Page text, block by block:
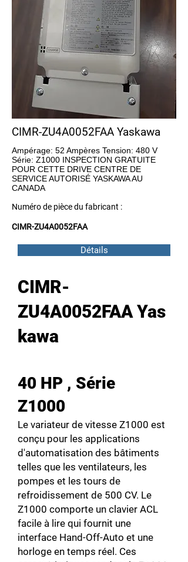
CIMR-ZU4A0052FAA Yaskawa
Ampérage: 52 Ampères Tension: 480 V
Série: Z1000 INSPECTION GRATUITE
POUR CETTE DRIVE CENTRE DE
SERVICE AUTORISÉ YASKAWA AU
CANADA
Numéro de pièce du fabricant :
CIMR-ZU4A0052FAA
Détails
CIMR-
ZU4A0052FAA Yas
kawa
40 HP , Série
Z1000
Le variateur de vitesse Z1000 est
conçu pour les applications
d'automatisation des bâtiments
telles que les ventilateurs, les
pompes et les tours de
refroidissement de 500 CV. Le
Z1000 comporte un clavier ACL
facile à lire qui fournit une
interface Hand-Off-Auto et une
horloge en temps réel. Ces